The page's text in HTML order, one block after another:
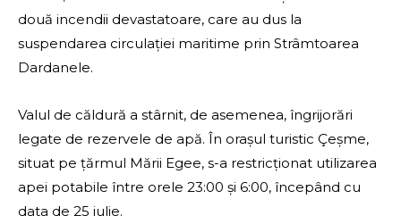
două incendii devastatoare, care au dus la
suspendarea circulației maritime prin Strâmtoarea
Dardanele.
Valul de căldură a stârnit, de asemenea, îngrijorări
legate de rezervele de apă. În orașul turistic Çeșme,
situat pe țărmul Mării Egee, s-a restricționat utilizarea
apei potabile între orele 23:00 și 6:00, începând cu
data de 25 iulie.